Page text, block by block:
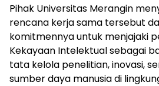
Pihak Universitas Merangin
rencana kerja sama tersebut
komitmennya untuk menjajaki
Kekayaan Intelektual sebagai
tata kelola penelitian, inovasi,
sumber daya manusia di